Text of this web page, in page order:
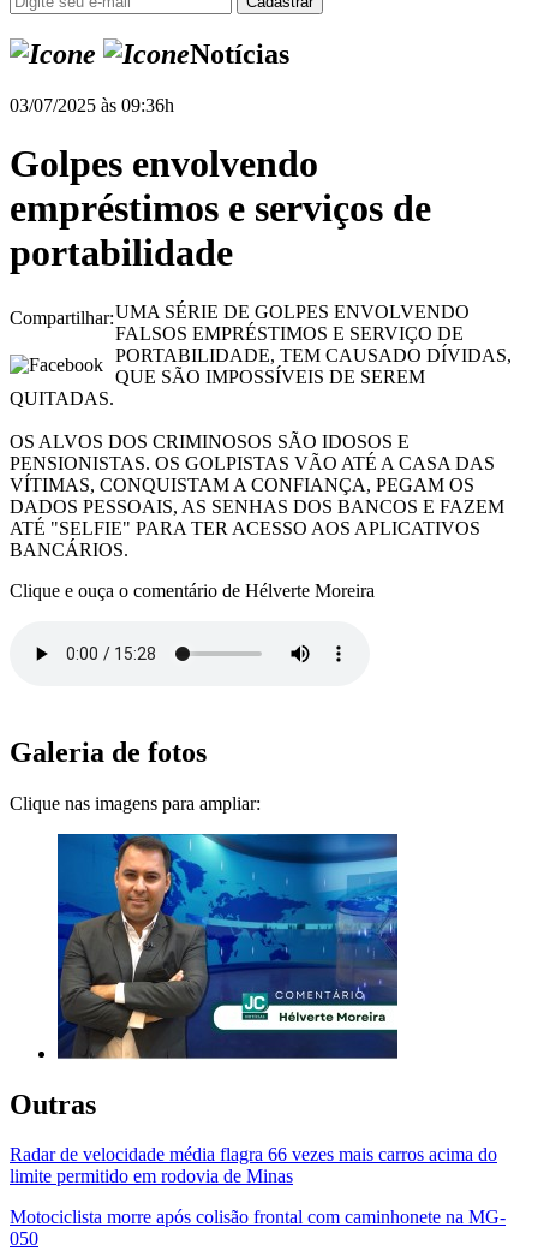
Notícias
03/07/2025 às 09:36h
Golpes envolvendo
empréstimos e serviços de
portabilidade
Compartilhar:UMA SÉRIE DE GOLPES ENVOLVENDO
FALSOS EMPRÉSTIMOS E SERVIÇO DE
PORTABILIDADE, TEM CAUSADO DÍVIDAS,
QUE SÃO IMPOSSÍVEIS DE SEREM
QUITADAS.
OS ALVOS DOS CRIMINOSOS SÃO IDOSOS E
PENSIONISTAS. OS GOLPISTAS VÃO ATÉ A CASA DAS
VÍTIMAS, CONQUISTAM A CONFIANÇA, PEGAM OS
DADOS PESSOAIS, AS SENHAS DOS BANCOS E FAZEM
ATÉ "SELFIE" PARA TER ACESSO AOS APLICATIVOS
BANCÁRIOS.
Clique e ouça o comentário de Hélverte Moreira
Galeria de fotos
Clique nas imagens para ampliar:
Outras
Radar de velocidade média flagra 66 vezes mais carros acima do
limite permitido em rodovia de Minas
Motociclista morre após colisão frontal com caminhonete na MG-
050